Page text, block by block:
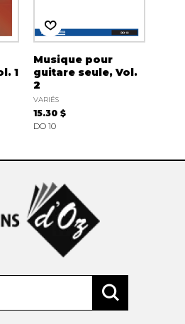
1
Musique pour
guitare seule, Vol.
2
VARIÉS
15.30 $
DO 10